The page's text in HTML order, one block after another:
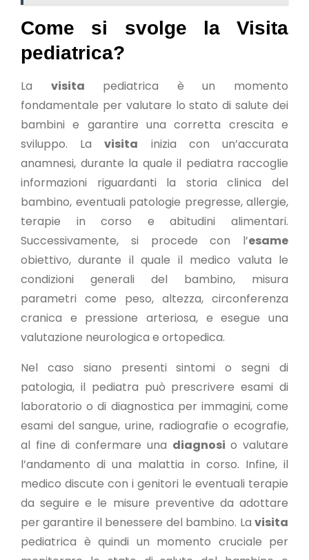
Come si svolge la Visita
pediatrica?
La visita pediatrica è un momento
fondamentale per valutare lo stato di salute dei
bambini e garantire una corretta crescita e
sviluppo. Lavisita inizia con un’accurata
anamnesi, durante la quale il pediatra raccoglie
informazioni riguardanti la storia clinica del
bambino, eventuali patologie pregresse, allergie,
terapie in corso e abitudini alimentari.
Successivamente, si procede con l’esame
obiettivo, durante il quale il medico valuta le
condizioni generali del bambino, misura
parametri come peso, altezza, circonferenza
cranica e pressione arteriosa, e esegue una
valutazione neurologica e ortopedica.
Nel caso siano presenti sintomi o segni di
patologia, il pediatra può prescrivere esami di
laboratorio o di diagnostica per immagini, come
esami del sangue, urine, radiografie o ecografie,
al fine di confermare una diagnosi o valutare
l’andamento di una malattia in corso. Infine, il
medico discute con i genitori le eventuali terapie
da seguire e le misure preventive da adottare
per garantire il benessere del bambino. La visita
pediatrica è quindi un momento cruciale per